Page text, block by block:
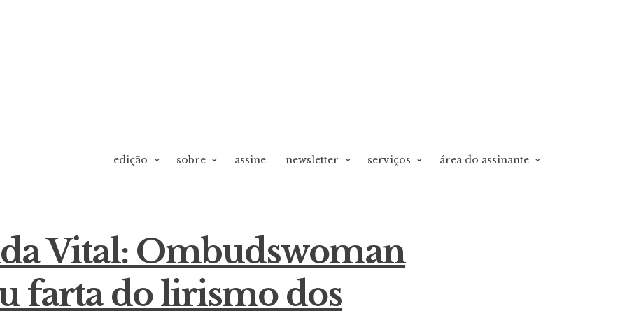
edição sobre assine newsletter serviços área do assinante
Vital: Ombudswoman
farta do lirismo dos